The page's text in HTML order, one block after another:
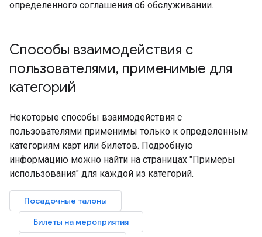
определенного соглашения об обслуживании.
Способы взаимодействия с
пользователями, применимые для
категорий
Некоторые способы взаимодействия с
пользователями применимы только к определенным
категориям карт или билетов. Подробную
информацию можно найти на страницах "Примеры
использования" для каждой из категорий.
Посадочные талоны
Билеты на мероприятия